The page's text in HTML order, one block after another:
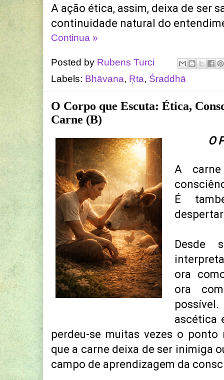
A ação ética, assim, deixa de ser
continuidade natural do
Continua »
Posted by Rubens Turci
Labels: Bhāvana, Ṛta, Śraddhā
O Corpo que Escuta: Ética,
Carne (B)
O
A
É
Desde
ora
ora
ascética
perdeu-se muitas vezes o
que a carne deixa de ser inimiga
campo de aprendizagem da